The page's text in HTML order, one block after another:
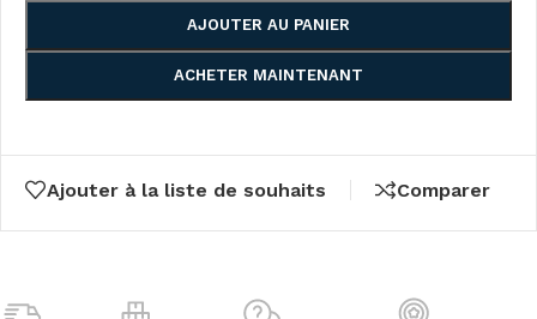
AJOUTER AU PANIER
ACHETER MAINTENANT
Ajouter à la liste de souhaits Comparer